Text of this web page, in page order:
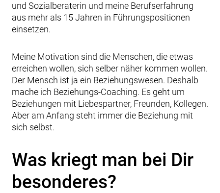
und Sozialberaterin und meine Berufserfahrung
aus mehr als 15 Jahren in Führungspositionen
einsetzen.
Meine Motivation sind die Menschen, die etwas
erreichen wollen, sich selber näher kommen wollen.
Der Mensch ist ja ein Beziehungswesen. Deshalb
mache ich Beziehungs-Coaching. Es geht um
Beziehungen mit Liebespartner, Freunden, Kollegen.
Aber am Anfang steht immer die Beziehung mit
sich selbst.
Was kriegt man bei Dir
besonderes?